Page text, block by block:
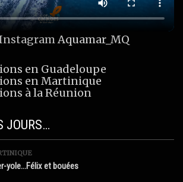
Aquamar_MQ
en Guadeloupe
en Martinique
à la Réunion
JOURS…
yole…Félix et bouées